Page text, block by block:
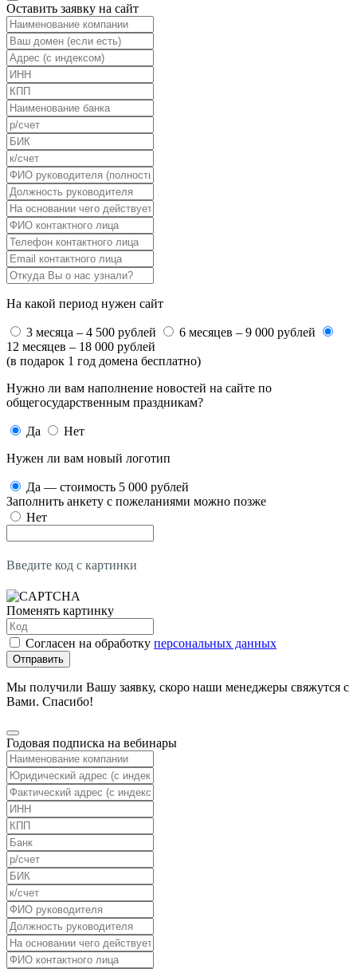
Оставить заявку на сайт
На какой период нужен сайт
3 месяца – 4 500 рублей
6 месяцев – 9 000 рублей
12 месяцев – 18 000 рублей
(в подарок 1 год домена бесплатно)
Нужно ли вам наполнение новостей на сайте по
общегосударственным праздникам?
Да
Нет
Нужен ли вам новый логотип
Да — стоимость 5 000 рублей
Заполнить анкету с пожеланиями можно позже
Нет
Введите код с картинки
Поменять картинку
Согласен на обработку персональных данных
Отправить
Мы получили Вашу заявку, скоро наши менеджеры свяжутся с
Вами. Спасибо!
Годовая подписка на вебинары